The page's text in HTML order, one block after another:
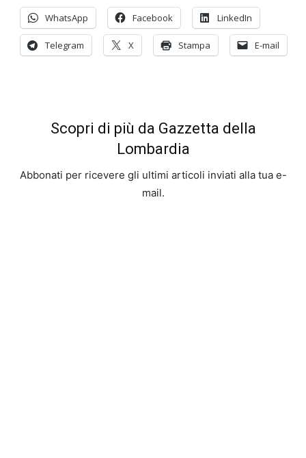
WhatsApp Facebook LinkedIn
Telegram X Stampa E-mail
Scopri di più da Gazzetta della
Lombardia
Abbonati per ricevere gli ultimi articoli inviati alla tua e-
mail.